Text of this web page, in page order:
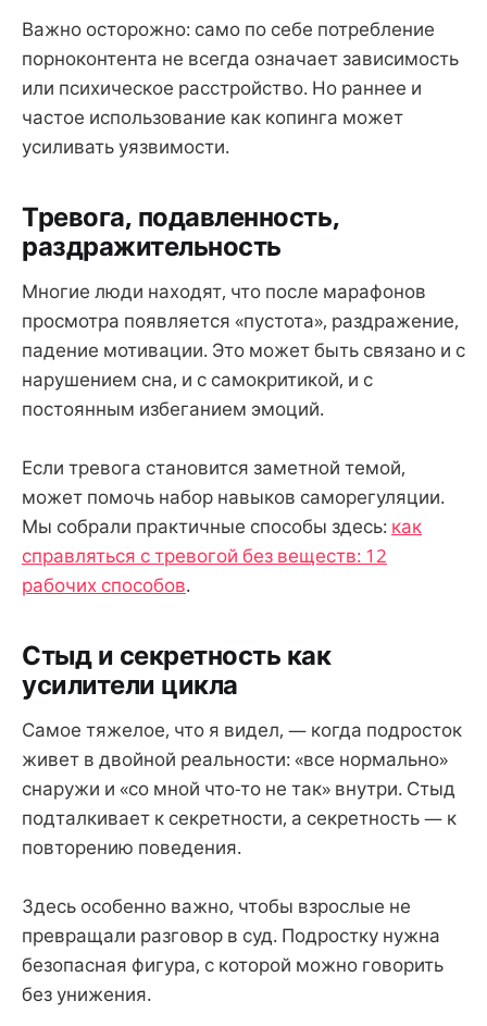
Важно осторожно: само по себе потребление
порноконтента не всегда означает зависимость
или психическое расстройство. Но раннее и
частое использование как копинга может
усиливать уязвимости.
Тревога, подавленность,
раздражительность
Многие люди находят, что после марафонов
просмотра появляется «пустота», раздражение,
падение мотивации. Это может быть связано и с
нарушением сна, и с самокритикой, и с
постоянным избеганием эмоций.
Если тревога становится заметной темой,
может помочь набор навыков саморегуляции.
Мы собрали практичные способы здесь: как
справляться с тревогой без веществ: 12
рабочих способов.
Стыд и секретность как
усилители цикла
Самое тяжелое, что я видел, — когда подросток
живет в двойной реальности: «все нормально»
снаружи и «со мной что-то не так» внутри. Стыд
подталкивает к секретности, а секретность — к
повторению поведения.
Здесь особенно важно, чтобы взрослые не
превращали разговор в суд. Подростку нужна
безопасная фигура, с которой можно говорить
без унижения.